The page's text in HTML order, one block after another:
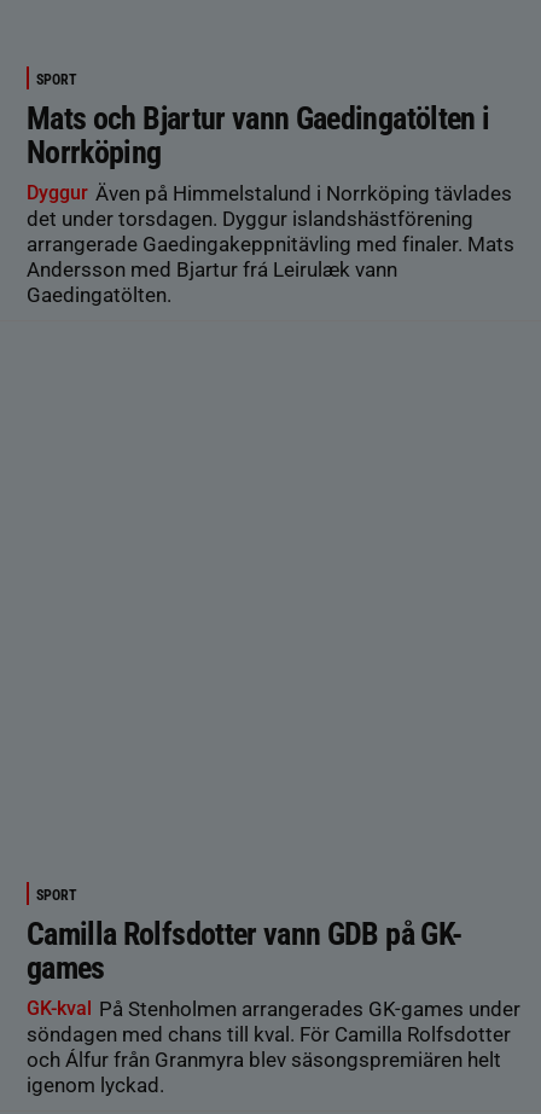
SPORT
Mats och Bjartur vann Gaedingatölten i
Norrköping
Dyggur Även på Himmelstalund i Norrköping tävlades
det under torsdagen. Dyggur islandshästförening
arrangerade Gaedingakeppnitävling med finaler. Mats
Andersson med Bjartur frá Leirulæk vann
Gaedingatölten.
SPORT
Camilla Rolfsdotter vann GDB på GK-
games
GK-kval På Stenholmen arrangerades GK-games under
söndagen med chans till kval. För Camilla Rolfsdotter
och Álfur från Granmyra blev säsongspremiären helt
igenom lyckad.